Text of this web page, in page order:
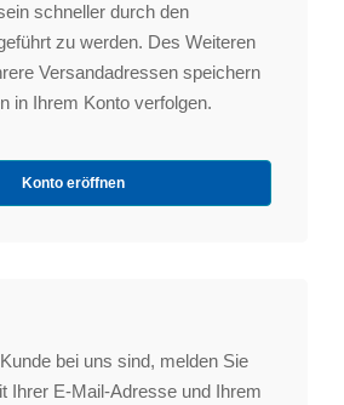
schneller durch den
zu werden. Des Weiteren
Versandadressen speichern
in Ihrem Konto verfolgen.
Konto eröffnen
bei uns sind, melden Sie
Ihrer E-Mail-Adresse und Ihrem